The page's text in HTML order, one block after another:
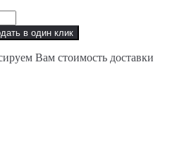
в один клик
Вам стоимость доставки